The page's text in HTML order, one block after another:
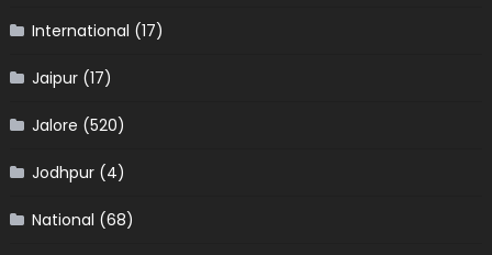
International (17)
Jaipur(17)
Jalore (520)
Jodhpur(4)
National (68)